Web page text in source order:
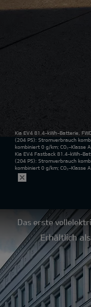
Kia EV4 81.4-kWh-Batterie,
(204 PS): Stromverbrauch
kombiniert 0 g/km; CO₂-Klasse
Kia EV4 Fastback 81.4-kWh-
(204 PS): Stromverbrauch
kombiniert 0 g/km; CO₂-Klasse
Das erste
Erhältlich